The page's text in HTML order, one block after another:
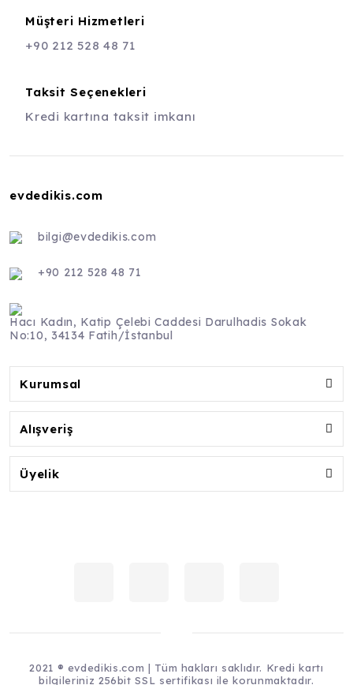
Müşteri Hizmetleri
+90 212 528 48 71
Taksit Seçenekleri
Kredi kartına taksit imkanı
evdedikis.com
bilgi@evdedikis.com
+90 212 528 48 71
Hacı Kadın, Katip Çelebi Caddesi Darulhadis Sokak
No:10, 34134 Fatih/İstanbul
Kurumsal
Alışveriş
Üyelik
2021 ® evdedikis.com | Tüm hakları saklıdır. Kredi kartı
bilgileriniz 256bit SSL sertifikası ile korunmaktadır.